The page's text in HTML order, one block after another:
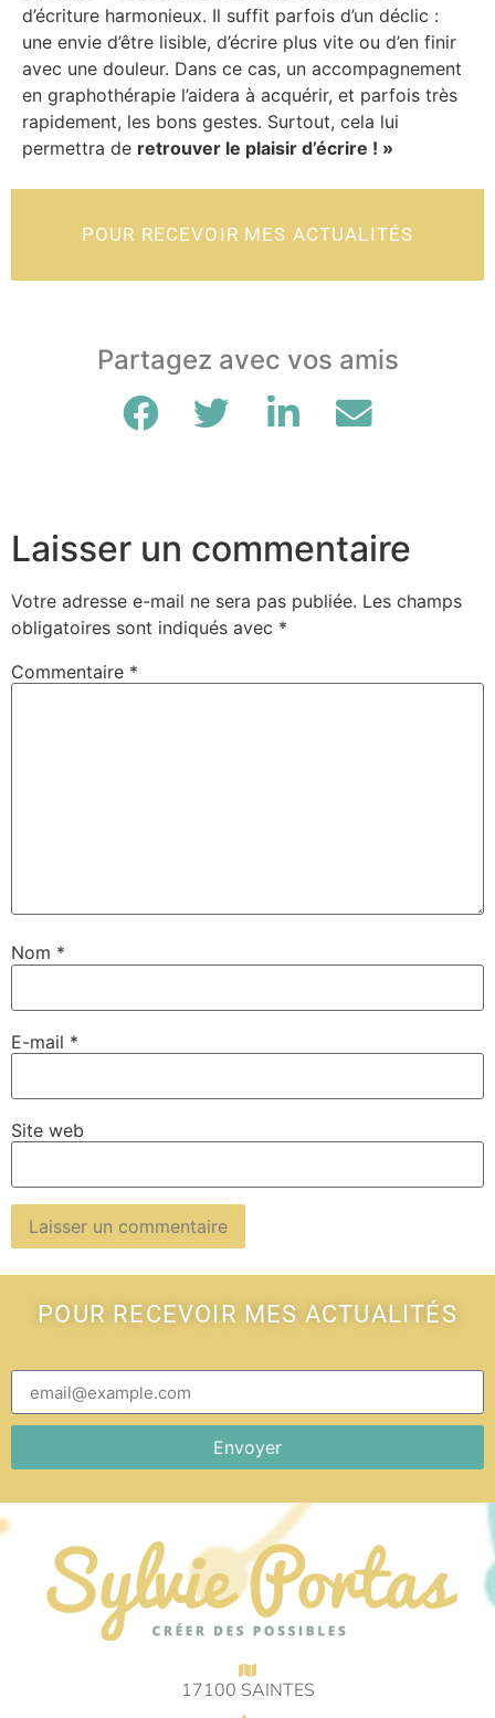
d’écriture harmonieux. Il suffit parfois d’un déclic :
une envie d’être lisible, d’écrire plus vite ou d’en finir
avec une douleur. Dans ce cas, un accompagnement
en graphothérapie l’aidera à acquérir, et parfois très
rapidement, les bons gestes. Surtout, cela lui
permettra de retrouver le plaisir d’écrire ! »
POUR RECEVOIR MES ACTUALITÉS
Partagez avec vos amis
Laisser un commentaire
Votre adresse e-mail ne sera pas publiée. Les champs
obligatoires sont indiqués avec *
Commentaire *
Nom *
E-mail *
Site web
POUR RECEVOIR MES ACTUALITÉS
Envoyer
17100 SAINTES